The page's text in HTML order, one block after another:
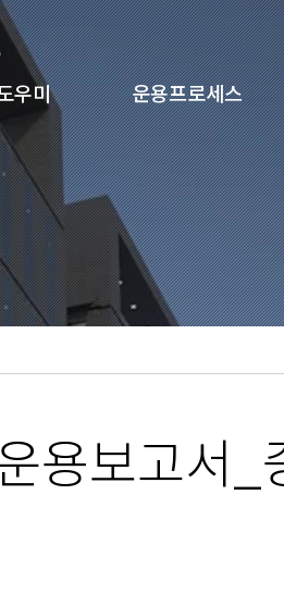
우미 운용프로세스
용보고서_